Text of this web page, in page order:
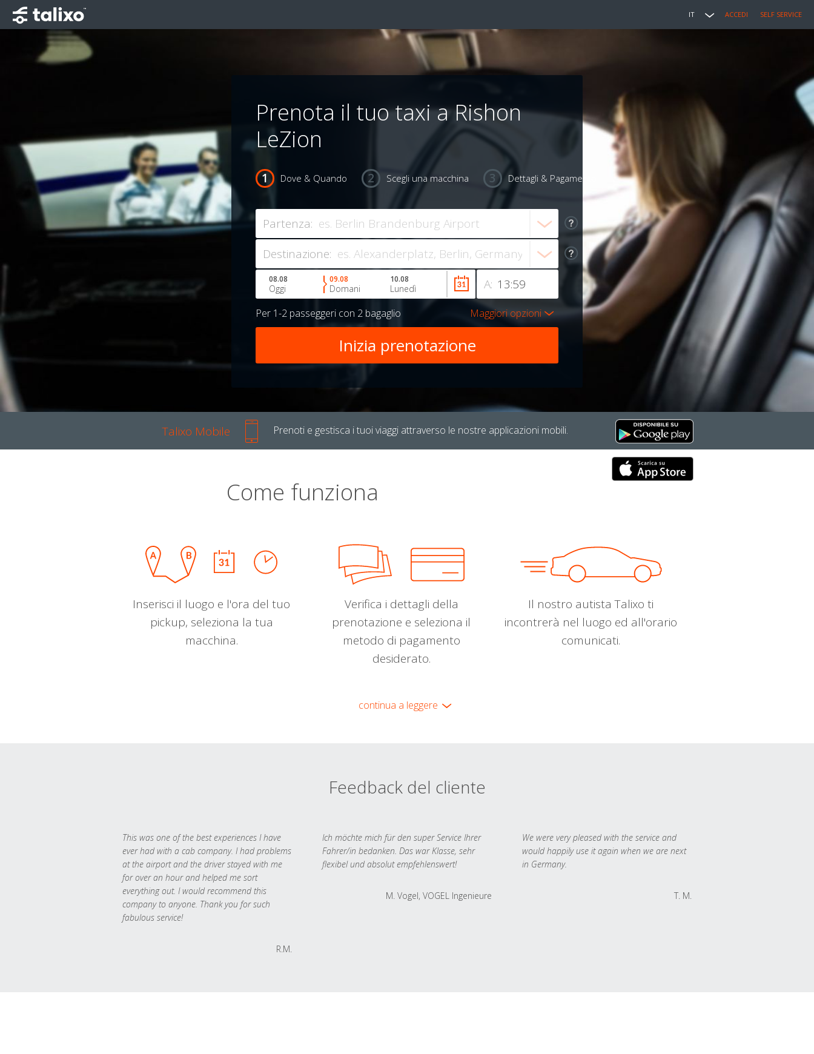
IT ACCEDI SELF SERVICE
Prenota il tuo taxi a Rishon
LeZion
Dove & Quando Scegli una macchina Dettagli & Pagamento
Partenza:
Destinazione:
A:
08.08
Oggi
09.08
Domani
10.08
Lunedì
Per 1-2 passeggeri con 2 bagaglio Maggiori opzioni
Talixo Mobile Prenoti e gestisca i tuoi viaggi attraverso le nostre applicazioni mobili.
Come funziona
Inserisci il luogo e l'ora del tuo
pickup, seleziona la tua
macchina.
Verifica i dettagli della
prenotazione e seleziona il
metodo di pagamento
desiderato.
Il nostro autista Talixo ti
incontrerà nel luogo ed all'orario
comunicati.
continua a leggere
Feedback del cliente
This was one of the best experiences I have
ever had with a cab company. I had problems
at the airport and the driver stayed with me
for over an hour and helped me sort
everything out. I would recommend this
company to anyone. Thank you for such
fabulous service!
R.M.
Ich möchte mich für den super Service Ihrer
Fahrer/in bedanken. Das war Klasse, sehr
flexibel und absolut empfehlenswert!
M. Vogel, VOGEL Ingenieure
We were very pleased with the service and
would happily use it again when we are next
in Germany.
T. M.